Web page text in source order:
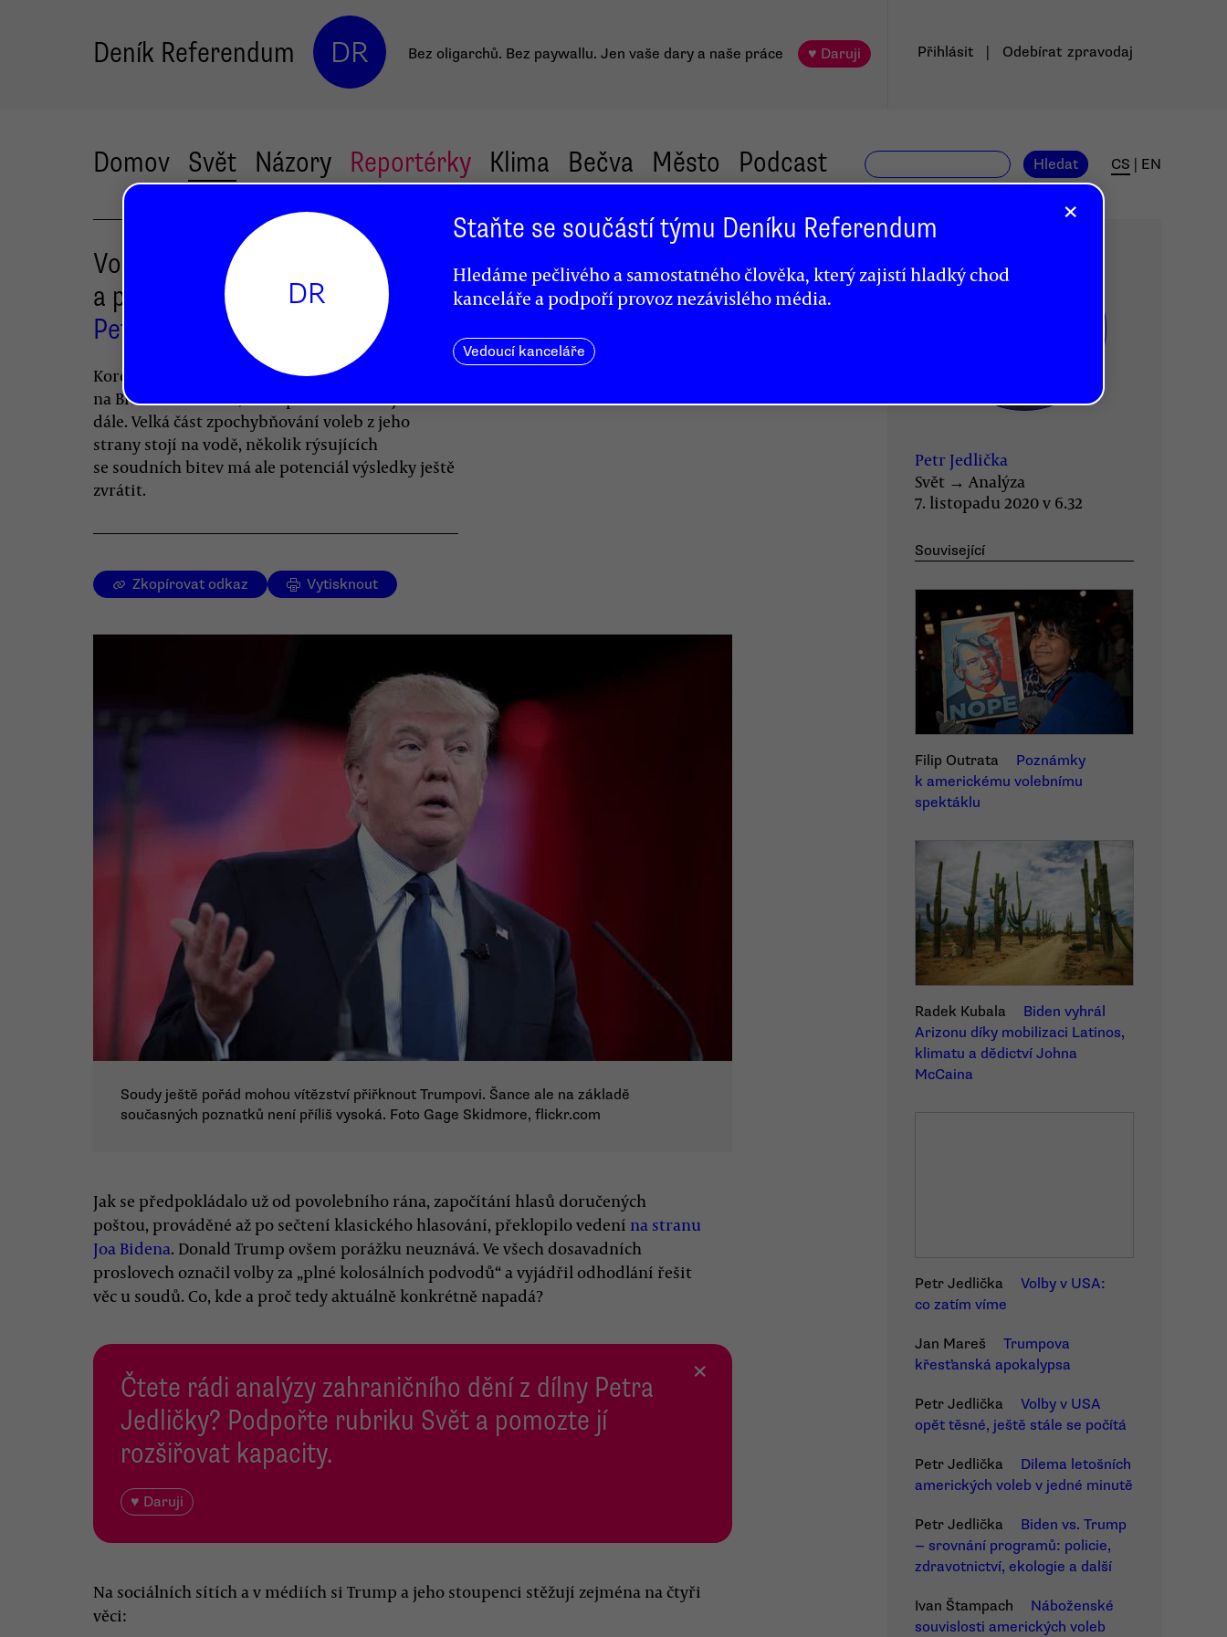
Deník Referendum DR Bez oligarchů. Bez paywallu. Jen vaše dary a naše práce ♥ Daruji Přihlásit Odebírat zpravodaj
Domov Svět Názory Reportérky Klima Bečva Město Podcast Hledat CS EN
Volby v USA před soudy: co, kde
a proč Trump napadá
Petr Jedlička
Korespondenční hlasy překlopily vedení
na Bidenovu stranu, Trump chce však bojovat
dále. Velká část zpochybňování voleb z jeho
strany stojí na vodě, několik rýsujících
se soudních bitev má ale potenciál výsledky ještě
zvrátit.
Zkopírovat odkaz Vytisknout
Soudy ještě pořád mohou vítězství přiřknout Trumpovi. Šance ale na základě
současných poznatků není příliš vysoká. Foto Gage Skidmore, flickr.com
Jak se předpokládalo už od povolebního rána, započítání hlasů doručených
poštou, prováděné až po sečtení klasického hlasování, překlopilo vedení na stranu
Joa Bidena. Donald Trump ovšem porážku neuznává. Ve všech dosavadních
proslovech označil volby za „plné kolosálních podvodů“ a vyjádřil odhodlání řešit
věc u soudů. Co, kde a proč tedy aktuálně konkrétně napadá?
Čtete rádi analýzy zahraničního dění z dílny Petra
Jedličky? Podpořte rubriku Svět a pomozte jí
rozšiřovat kapacity.
♥ Daruji
×
Na sociálních sítích a v médiích si Trump a jeho stoupenci stěžují zejména na čtyři
věci:
Petr Jedlička
Svět → Analýza
7. listopadu 2020 v 6.32
Související
Filip Outrata
Poznámky
k americkému volebnímu
spektáklu
Radek Kubala
Biden vyhrál
Arizonu díky mobilizaci Latinos,
klimatu a dědictví Johna
McCaina
Petr Jedlička
Volby v USA:
co zatím víme
Jan Mareš
Trumpova
křesťanská apokalypsa
Petr Jedlička
Volby v USA
opět těsné, ještě stále se počítá
Petr Jedlička
Dilema letošních
amerických voleb v jedné minutě
Petr Jedlička
Biden vs. Trump
— srovnání programů: policie,
zdravotnictví, ekologie a další
Ivan Štampach
Náboženské
souvislosti amerických voleb
×
DR
Staňte se součástí týmu Deníku Referendum
Hledáme pečlivého a samostatného člověka, který zajistí hladký chod
kanceláře a podpoří provoz nezávislého média.
Vedoucí kanceláře